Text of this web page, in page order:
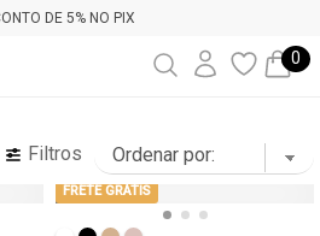
DE 5% NO PIX
0
Filtros
FRETE GRÁTIS